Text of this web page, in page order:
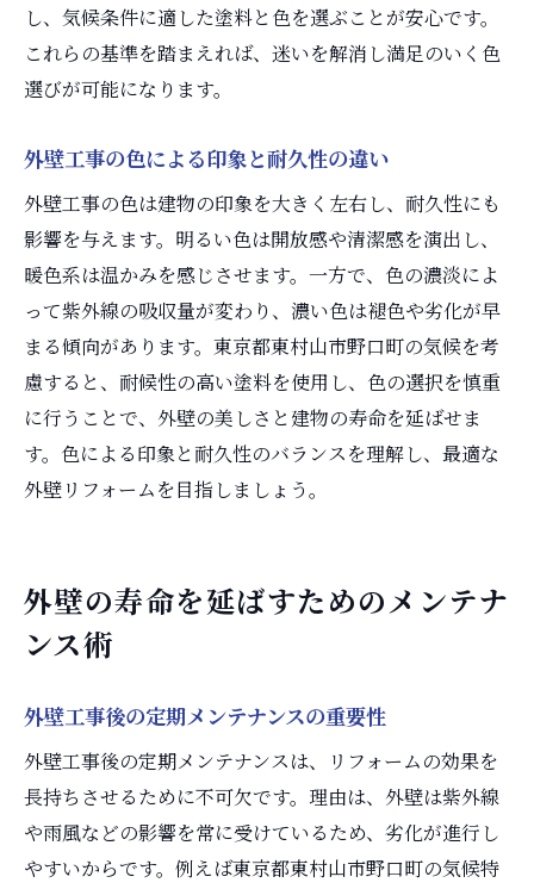
し、気候条件に適した塗料と色を選ぶことが安心です。
これらの基準を踏まえれば、迷いを解消し満足のいく色
選びが可能になります。
外壁工事の色による印象と耐久性の違い
外壁工事の色は建物の印象を大きく左右し、耐久性にも
影響を与えます。明るい色は開放感や清潔感を演出し、
暖色系は温かみを感じさせます。一方で、色の濃淡によ
って紫外線の吸収量が変わり、濃い色は褪色や劣化が早
まる傾向があります。東京都東村山市野口町の気候を考
慮すると、耐候性の高い塗料を使用し、色の選択を慎重
に行うことで、外壁の美しさと建物の寿命を延ばせま
す。色による印象と耐久性のバランスを理解し、最適な
外壁リフォームを目指しましょう。
外壁の寿命を延ばすためのメンテナ
ンス術
外壁工事後の定期メンテナンスの重要性
外壁工事後の定期メンテナンスは、リフォームの効果を
長持ちさせるために不可欠です。理由は、外壁は紫外線
や雨風などの影響を常に受けているため、劣化が進行し
やすいからです。例えば東京都東村山市野口町の気候特